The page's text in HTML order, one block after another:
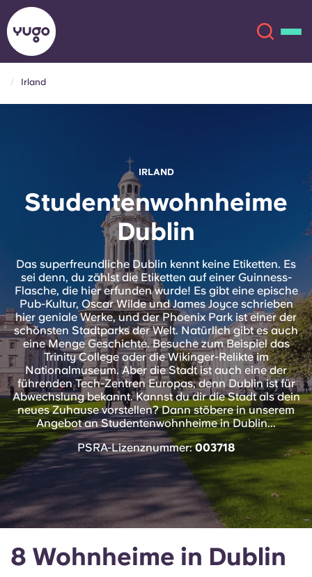
Mehr
Konto Sprache
English (GB)
English (US)
Chinese
Español
Català
Deutsch
Italian
Wähle ein Land aus
Wähle eine Stadt aus
Wähle eine Unterkunft aus
Anmelden
Jetzt buchen
Chinese
Català
Italian French
Portuguese
Irland
IRLAND
Studentenwohnheime
Dublin
Das superfreundliche Dublin kennt keine Etiketten. Es
sei denn, du zählst die Etiketten auf einer Guinness-
Flasche, die hier erfunden wurde! Es gibt eine epische
Pub-Kultur, Oscar Wilde und James Joyce schrieben
hier geniale Werke, und der Phoenix Park ist einer der
schönsten Stadtparks der Welt. Natürlich gibt es auch
eine Menge Geschichte. Besuche zum Beispiel das
Trinity College oder die Wikinger-Relikte im
Nationalmuseum. Aber die Stadt ist auch eine der
führenden Tech-Zentren Europas, denn Dublin ist für
Abwechslung bekannt. Kannst du dir die Stadt als dein
neues Zuhause vorstellen? Dann stöbere in unserem
Angebot an Studentenwohnheime in Dublin...
PSRA-Lizenznummer:003718
8 Wohnheime in Dublin